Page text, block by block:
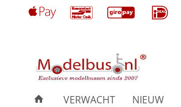
VERWACHT NIEUW